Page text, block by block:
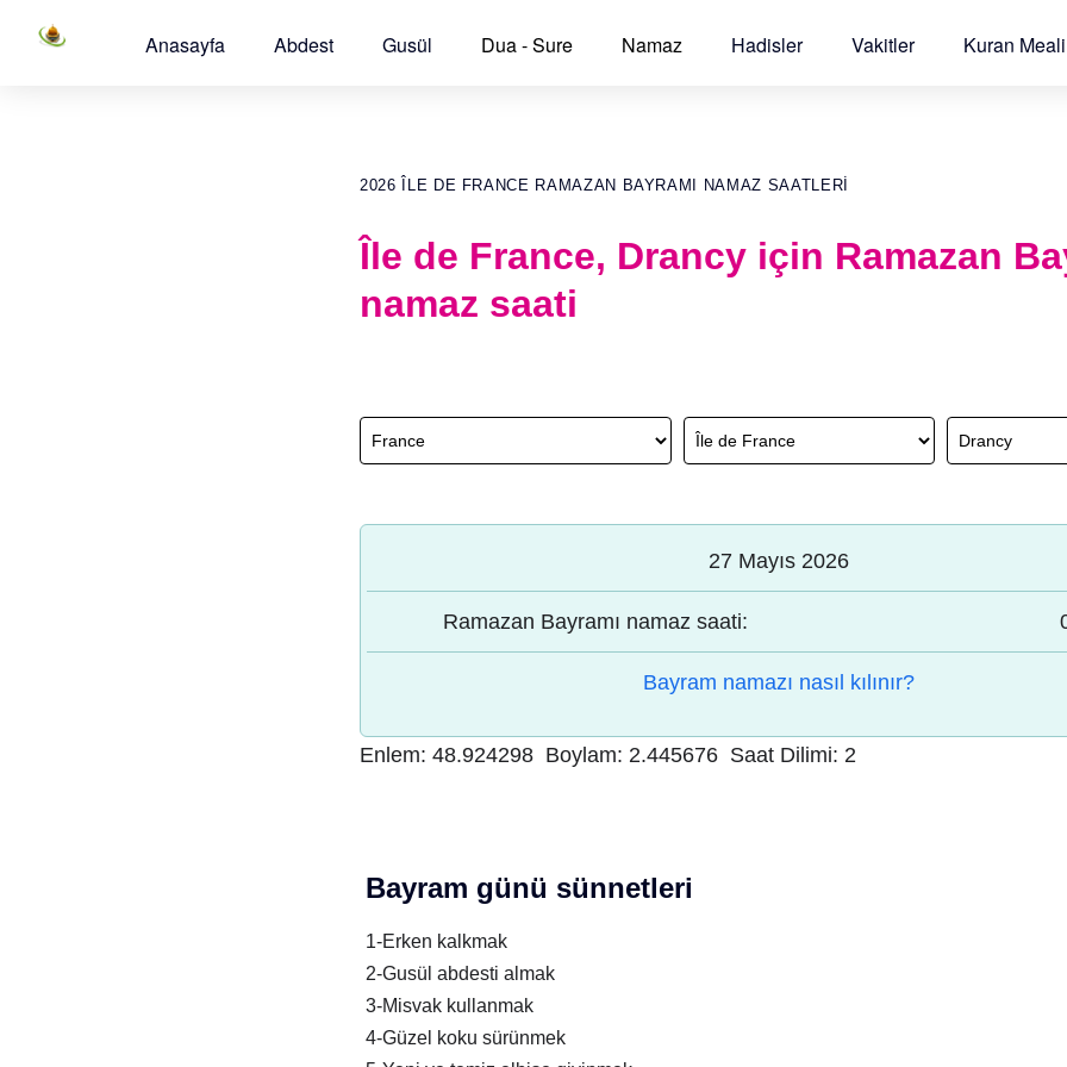
Anasayfa Abdest Gusül Dua - Sure Namaz Hadisler Vakitler Kuran Meali
2026 ÎLE DE FRANCE RAMAZAN BAYRAMI NAMAZ SAATLERI
Île de France, Drancy için Ramazan
namaz saati
27 Mayıs 2026
Ramazan Bayramı namaz saati:
Bayram namazı nasıl kılınır?
Enlem: 48.924298 Boylam: 2.445676 Saat Dilimi: 2
Bayram günü sünnetleri
1-Erken kalkmak
2-Gusül abdesti almak
3-Misvak kullanmak
4-Güzel koku sürünmek